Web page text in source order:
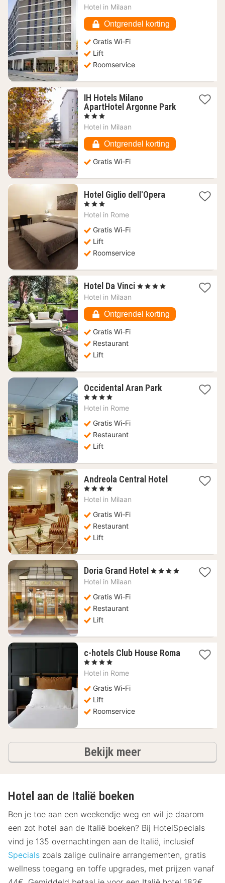
€
Hotel in Milaan
Ontgrendel korting
Gratis Wi-Fi
Lift
Roomservice
IH Hotels Milano
ApartHotel Argonne Park1
€
, 3 Sterren
Hotel in Milaan
Ontgrendel korting
Gratis Wi-Fi
Hotel Giglio dell'Opera1
, 3 Sterren
Hotel in Rome
Gratis Wi-Fi
Lift
Roomservice
Hotel Da Vinci 1
54,43
€
, 4 Sterren
Hotel in Milaan
Ontgrendel korting
Gratis Wi-Fi
Restaurant
Lift
Occidental Aran Park1
, 4 Sterren
Hotel in Rome
Gratis Wi-Fi
Restaurant
Lift
Andreola Central Hotel1
, 4 Sterren
Hotel in Milaan
Gratis Wi-Fi
Restaurant
Lift
Doria Grand Hotel 1
, 4 Sterren
Hotel in Milaan
Gratis Wi-Fi
Restaurant
Lift
c-hotels Club House Roma
1
nacht
65,24
€
, 4 Sterren
Hotel in Rome
Gratis Wi-Fi
Lift
Roomservice
Bekijk meerhotels
Hotel aan de Italië boeken
Ben je toe aan een weekendje weg en wil je daarom
een zot hotel aan de Italië boeken? Bij HotelSpecials
vind je 135 overnachtingen aan de Italië, inclusief
Specials zoals zalige culinaire arrangementen, gratis
wellness toegang en toffe upgrades, met prijzen vanaf